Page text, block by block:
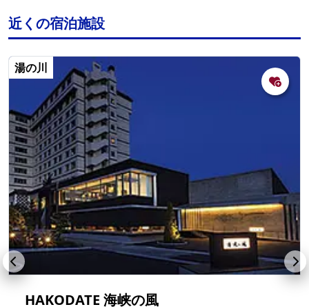
近くの宿泊施設
湯の川
HAKODATE 海峡の風